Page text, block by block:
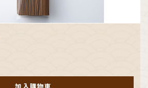
加入購物車